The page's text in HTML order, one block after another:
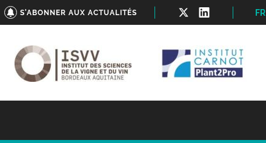
S'ABONNER AUX ACTUALITÉS FR